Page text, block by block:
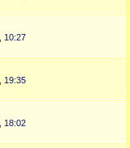
10:27
19:35
18:02